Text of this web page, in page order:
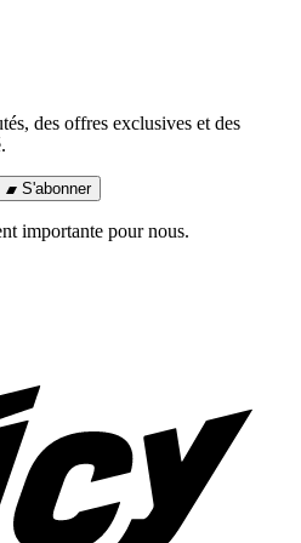
des offres exclusives et des
S'abonner
importante pour nous.